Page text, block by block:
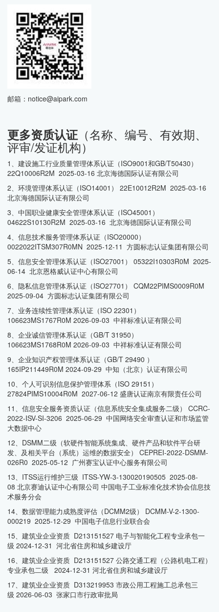
邮箱：notice@aipark.com
更多资质认证（名称、编号、有效期、
评审/发证机构）
1、建设施工行业质量管理体系认证（ISO9001和GB/T50430）
22Q10006R2M 2025-03-16 北京海德国际认证有限公司
2、环境管理体系认证（ISO14001） 22E10012R2M 2025-03-16
北京海德国际认证有限公司
3、中国职业健康安全管理体系认证（ISO45001）
04622S10130R2M 2025-03-16 北京海德国际认证有限公司
4、信息技术服务管理体系认证（ISO20000）
0022022ITSM307R0MN 2025-12-11 方圆标志认证集团有限公司
5、信息安全管理体系认证（ISO27001） 05322I10303R0M 2025-
06-14 北京恩格威认证中心有限公司
6、隐私信息管理体系认证（ISO27701） CQM22PIMS0009R0M
2025-09-04 方圆标志认证集团有限公司
7、业务连续性管理体系认证（ISO 22301）
106623MS1767R0M 2026-09-03 中祥标准认证有限公司
8、企业诚信管理体系认证（GB/T 31950）
106623MS1768R0M 2026-09-03 中祥标准认证有限公司
9、企业知识产权管理体系认证（GB/T 29490 ）
165IP211449R0M 2024-09-29 中知（北京）认证有限公司
10、个人可识别信息保护管理体系（ISO 29151）
27824PIMS10004R0M 2027-06-12 盛唐认证南京有限责任公司
11、信息安全服务资质认证（信息系统安全集成服务二级） CCRC-
2022-ISV-SI-3206 2025-06-29 中国网络安全审查认证和市场监管
大数据中心
12、DSMM二级（软硬件智能系统集成、硬件产品和软件平台研
发、及相关平台（系统）运维的数据安全） CEPREI-2022-DSMM-
026R0 2025-05-12 广州赛宝认证中心服务有限公司
13、ITSS运行维护三级 ITSS-YW-3-130020190505 2025-08-
08 北京赛迪认证中心有限公司 中国电子工业标准化技术协会信息技
术服务分会
14、数据管理能力成熟度评估（DCMM2级） DCMM-V-2-1300-
000219 2025-12-29 中国电子信息行业联合会
15、建筑业企业资质 D213151527 电子与智能化工程专业承包一
级 2024-12-31 河北省住房和城乡建设厅
16、建筑业企业资质 D213151527 公路交通工程（公路机电工程）
专业承包二级 2024-12-31 河北省住房和城乡建设厅
17、建筑业企业资质 D313219953 市政公用工程施工总承包三
级 2026-06-03 张家口市行政审批局